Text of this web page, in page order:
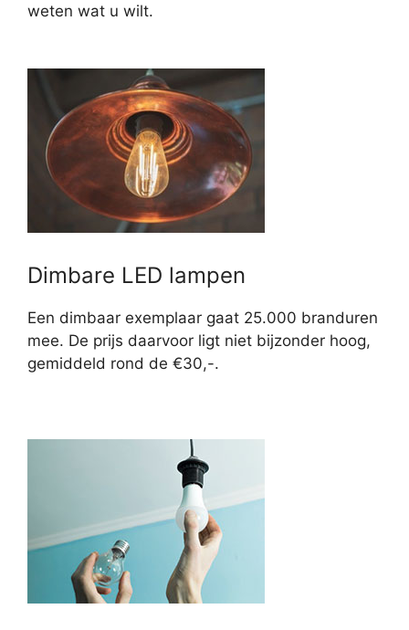
weten wat u wilt.
Dimbare LED lampen
Een dimbaar exemplaar gaat 25.000 branduren
mee. De prijs daarvoor ligt niet bijzonder hoog,
gemiddeld rond de €30,-.